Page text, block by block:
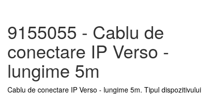
9155055 - Cablu de
conectare IP Verso -
lungime 5m
Cablu de conectare IP Verso - lungime 5m. Tipul dispozitivului